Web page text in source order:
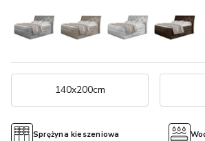
Sprężyna kieszeniowa
140x200cm